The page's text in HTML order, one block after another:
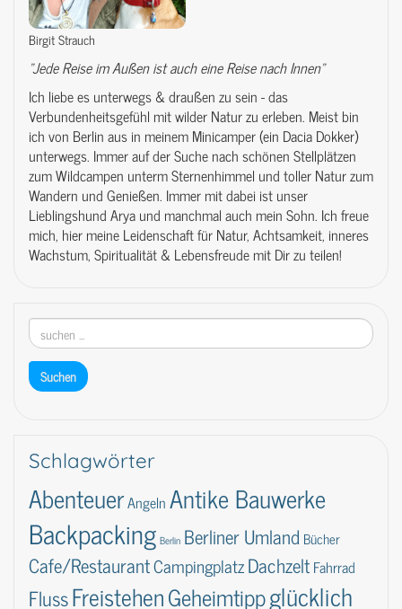
Birgit Strauch
"Jede Reise im Außen ist auch eine Reise nach Innen"
Ich liebe es unterwegs & draußen zu sein - das
Verbundenheitsgefühl mit wilder Natur zu erleben. Meist bin
ich von Berlin aus in meinem Minicamper (ein Dacia Dokker)
unterwegs. Immer auf der Suche nach schönen Stellplätzen
zum Wildcampen unterm Sternenhimmel und toller Natur zum
Wandern und Genießen. Immer mit dabei ist unser
Lieblingshund Arya und manchmal auch mein Sohn. Ich freue
mich, hier meine Leidenschaft für Natur, Achtsamkeit, inneres
Wachstum, Spiritualität & Lebensfreude mit Dir zu teilen!
Schlagwörter
AbenteuerAngelnAntike Bauwerke
Backpacking Berlin Berliner Umland Bücher
Cafe/RestaurantCampingplatzDachzeltFahrrad
FlussFreistehenGeheimtippglücklich